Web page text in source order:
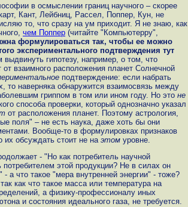
в осмыслении границ научного – скорее
Кант, Лейбниц, Рассел, Поппер, Кун, не
то, что сразу на ум приходит. Я не знаю, как
чем Поппер (читайте "Компьютерру",
формулироваться так, чтобы ее можно
экспериментального подтверждения тут
гипотезу, например, о том, что
от взаимного расположения планет Солнечной
подтверждение: если набрать
то наверняка обнаружится взаимосвязь между
гриппом в том или ином году. Но это не
способа проверки, который однозначно указал
от расположения планет. Поэтому астрология,
поля" – не есть наука, даже хоть бы они
Вообще-то в формулировках признаков
их обсуждать стоит не на этом уровне.
- "Но как потребитель научной
этой продукции? Не в силах он
- а что такое "мера внутренней энергии" - тоже?
как что такое масса или температура на
а физику-профессионалу иных
и состояния идеального газа, не требуется.